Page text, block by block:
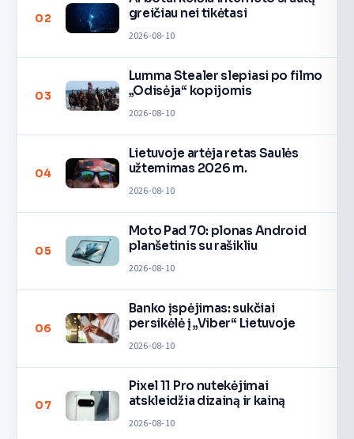
02
greičiau nei tikėtasi
2026-08-10
03
Lumma Stealer slepiasi po filmo
„Odisėja“ kopijomis
2026-08-10
04
Lietuvoje artėja retas Saulės
užtemimas 2026 m.
2026-08-10
05
Moto Pad 70: plonas Android
planšetinis su rašikliu
2026-08-10
06
Banko įspėjimas: sukčiai
persikėlė į „Viber“ Lietuvoje
2026-08-10
07
Pixel 11 Pro nutekėjimai
atskleidžia dizainą ir kainą
2026-08-10